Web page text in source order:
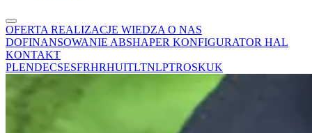
OFERTA REALIZACJE WIEDZA O NAS
DOFINANSOWANIE ABSHAPER KONFIGURATOR HAL
KONTAKT
PLENDECSESFRHRHUITLTNLPTROSKUK